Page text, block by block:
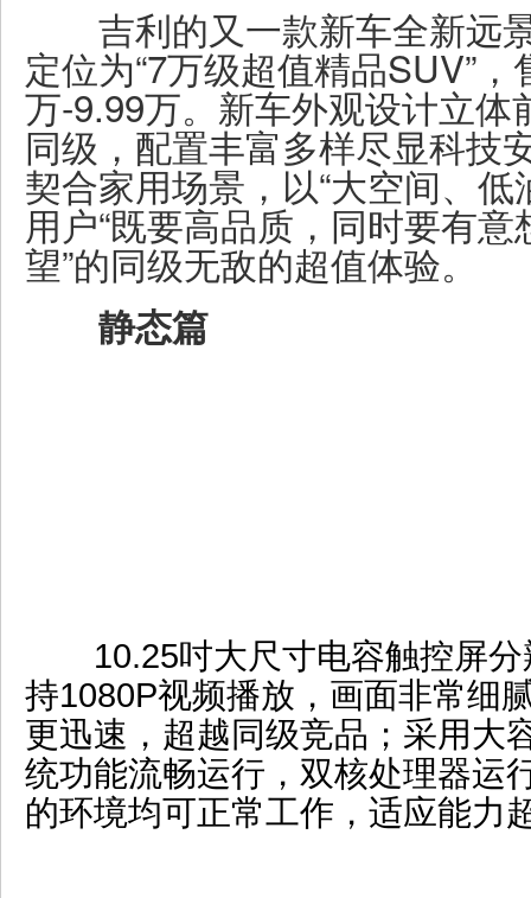
吉利的又一款新车全新远
定位为“7万级超值精品SUV”
万-9.99万。新车外观设计立体
同级，配置丰富多样尽显科技
契合家用场景，以“大空间、低
用户“既要高品质，同时要有
望”的同级无敌的超值体验。
静态篇
10.25吋大尺寸电容触控屏分
持1080P视频播放，画面非常细
更迅速，超越同级竞品；采用大
统功能流畅运行，双核处理器运
的环境均可正常工作，适应能力